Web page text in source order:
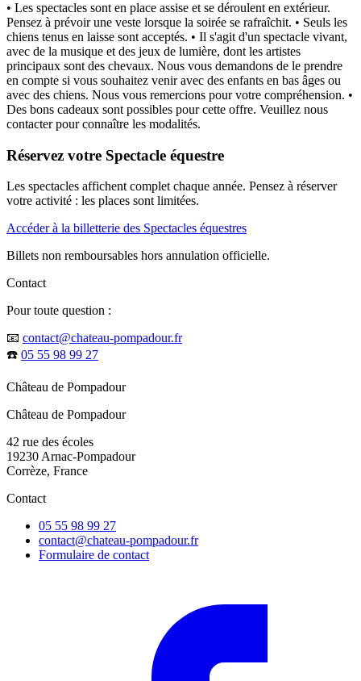
• Les spectacles sont en place assise et se déroulent en extérieur.
Pensez à prévoir une veste lorsque la soirée se rafraîchit. • Seuls les
chiens tenus en laisse sont acceptés. • Il s'agit d'un spectacle vivant,
avec de la musique et des jeux de lumière, dont les artistes
principaux sont des chevaux. Nous vous demandons de le prendre
en compte si vous souhaitez venir avec des enfants en bas âges ou
avec des chiens. Nous vous remercions pour votre compréhension. •
Des bons cadeaux sont possibles pour cette offre. Veuillez nous
contacter pour connaître les modalités.
Réservez votre Spectacle équestre
Les spectacles affichent complet chaque année. Pensez à réserver
votre activité : les places sont limitées.
Accéder à la billetterie des Spectacles équestres
Billets non remboursables hors annulation officielle.
Contact
Pour toute question :
📧 contact@chateau-pompadour.fr
☎️ 05 55 98 99 27
Château de Pompadour
Château de Pompadour
42 rue des écoles
19230 Arnac-Pompadour
Corrèze, France
Contact
05 55 98 99 27
contact@chateau-pompadour.fr
Formulaire de contact